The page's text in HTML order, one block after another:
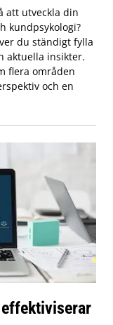
att utveckla din
kundpsykologi?
du ständigt fylla
aktuella insikter.
flera områden
och en